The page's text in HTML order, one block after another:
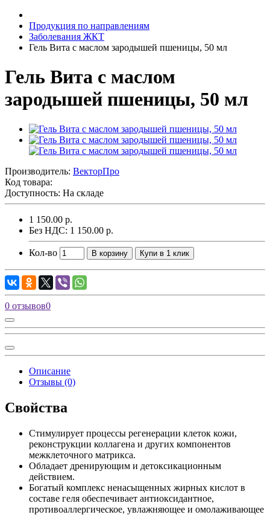
Продукция по направлениям
Заболевания ЖКТ
Гель Вита с маслом зародышей пшеницы, 50 мл
Гель Вита с маслом
зародышей пшеницы, 50 мл
Производитель: ВекторПро
Код товара:
Доступность: На складе
1 150.00 р.
Без НДС: 1 150.00 р.
Кол-во В корзину Купи в 1 клик
0 отзывов0
Описание
Отзывы (0)
Свойства
Стимулирует процессы регенерации клеток кожи,
реконструкции коллагена и других компонентов
межклеточного матрикса.
Обладает дренирующим и детоксикационным
действием.
Богатый комплекс ненасыщенных жирных кислот в
составе геля обеспечивает антиоксидантное,
противоаллергическое, увлажняющее и омолаживающее